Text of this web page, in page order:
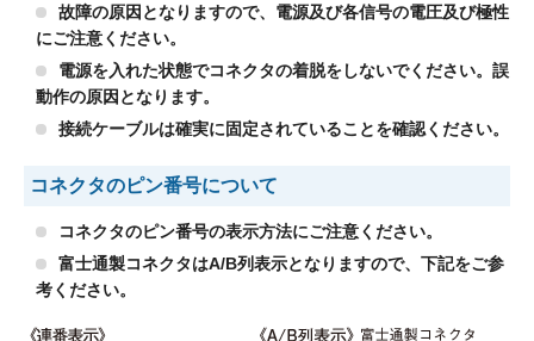
故障の原因となりますので、電源及び各信号の電圧及び極性
にご注意ください。
電源を入れた状態でコネクタの着脱をしないでください。誤
動作の原因となります。
接続ケーブルは確実に固定されていることを確認ください。
コネクタのピン番号について
コネクタのピン番号の表示方法にご注意ください。
富士通製コネクタはA/B列表示となりますので、下記をご参
考ください。